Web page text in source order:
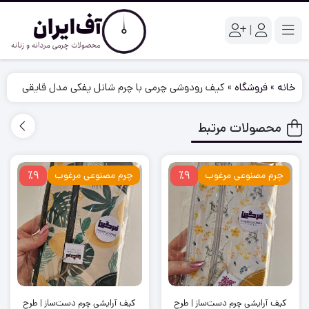
|
خانه »فروشگاه »کیف رودوشی چرمی با چرم شانل پفکی مدل قایقی
محصولات مرتبط
٪9 چرم مصنوعی مرغوب
کیف آرایشی چرم دست‌ساز | طرح
٪9 چرم مصنوعی مرغوب
کیف آرایشی چرم دست‌ساز | طرح